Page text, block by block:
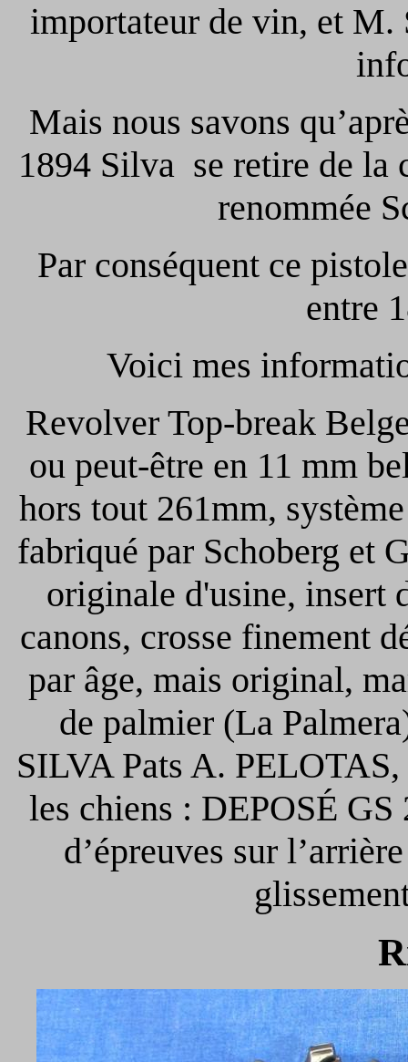
importateur de vin, et M.
Mais nous savons
1894 Silva se retire de la
renommée
Par conséquent ce
entre
Voici mes
Revolver Top-break
ou peut-être en 11 mm
hors tout 261mm,
fabriqué par Schoberg et
originale d'usine, insert
canons, crosse finement
par âge, mais original,
de palmier (La
SILVA Pats A.
les chiens : DEPOSÉ GS
d’épreuves sur